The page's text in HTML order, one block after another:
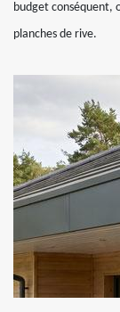
budget conséquent,
planches de rive.